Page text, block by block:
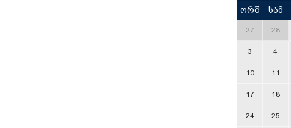
ორშ სამ
27 28
3 4
10 11
17 18
24 25